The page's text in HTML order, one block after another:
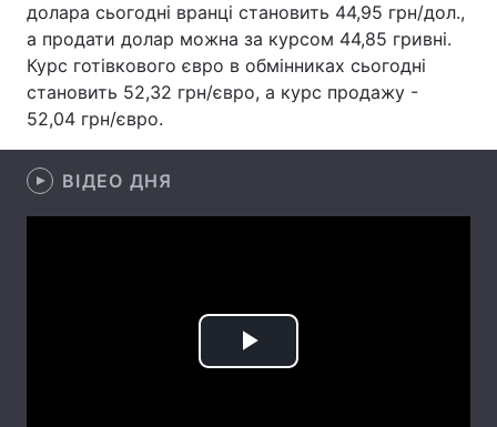
Екологія Регіони
Лонгріди
Відео з Youtube
Інтерв'ю
долара сьогодні вранці становить 44,95 грн/дол.,
а продати долар можна за курсом 44,85 гривні.
Курс готівкового євро в обмінниках сьогодні
становить 52,32 грн/євро, а курс продажу -
52,04 грн/євро.
ВІДЕО ДНЯ
Play